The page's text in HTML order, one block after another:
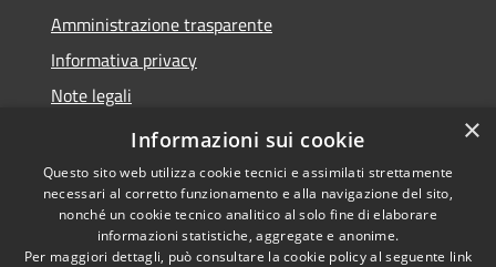
Amministrazione trasparente
Informativa privacy
Note legali
Dichiarazione di accessibilità
Copyright © 2026 • Comune di
×
Informazioni sui cookie
Questo sito web utilizza cookie tecnici e assimilati strettamente
necessari al corretto funzionamento e alla navigazione del sito,
nonché un cookie tecnico analitico al solo fine di elaborare
informazioni statistiche, aggregate e anonime.
Per maggiori dettagli, può consultare la cookie policy al seguente link